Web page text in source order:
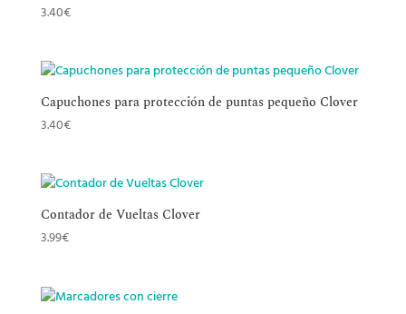
3.40€
Capuchones para protección de puntas pequeño Clover
3.40€
Contador de Vueltas Clover
3.99€